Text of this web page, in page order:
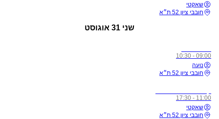
שאקטי
חובבי ציון 52 ת״א
שני 31 אוגוסט
09:00 - 10:30
נועה
חובבי ציון 52 ת״א
11:00 - 17:30
שאקטי
חובבי ציון 52 ת״א